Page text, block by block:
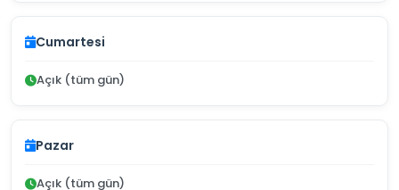
Cumartesi
Açık (tüm gün)
Pazar
Açık (tüm gün)